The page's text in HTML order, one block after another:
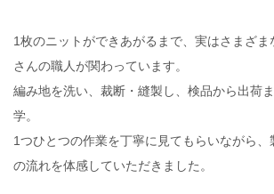
1枚のニットができあがるまで、実はさまざま
さんの職人が関わっています。
編み地を洗い、裁断・縫製し、検品から出荷
学。
1つひとつの作業を丁寧に見てもらいながら
の流れを体感していただきました。